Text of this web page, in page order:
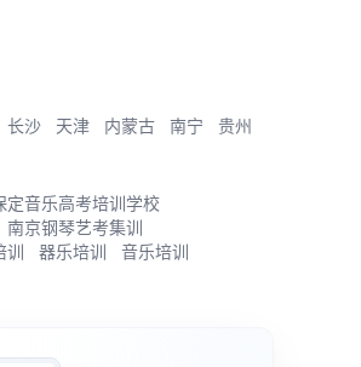
长沙 天津 内蒙古 南宁
贵州
定音乐高考培训学校
南京钢琴艺考集训
训 器乐培训
音乐培训